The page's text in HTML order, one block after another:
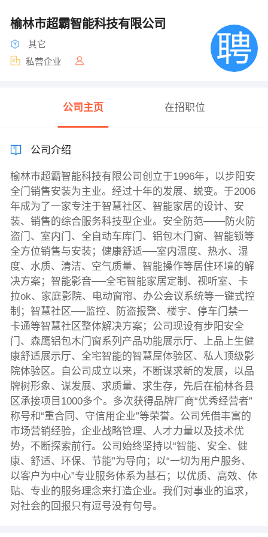
榆林市超霸智能科技有限公司
其它
私营企业
公司主页 在招职位
公司介绍
榆林市超霸智能科技有限公司创立于1996年，以步阳安
全门销售安装为主业。经过十年的发展、蜕变。于2006
年成为了一家专注于智慧社区、智能家居的设计、安
装、销售的综合服务科技型企业。安全防范───防火防
盗门、室内门、全自动车库门、铝包木门窗、智能锁等
全方位销售与安装；健康舒适──室内温度、热水、湿
度、水质、清洁、空气质量、智能操作等居住环境的解
决方案；智能影音──全宅智能家居定制、视听室、卡
拉ok、家庭影院、电动窗帘、办公会议系统等一键式控
制；智慧社区──监控、防盗报警、楼宇、停车门禁一
卡通等智慧社区整体解决方案；公司现设有步阳安全
门、森鹰铝包木门窗系列产品功能展示厅、上品上生健
康舒适展示厅、全宅智能的智慧屋体验区、私人顶级影
院体验区。自公司成立以来，不断谋求新的发展，以品
牌树形象、谋发展、求质量、求生存，先后在榆林各县
区承接项目1000多个。多次获得品牌厂商“优秀经营者”
称号和“重合同、守信用企业”等荣誉。公司凭借丰富的
市场营销经验，企业战略管理、人才力量以及技术优
势，不断探索前行。公司始终坚持以“智能、安全、健
康、舒适、环保、节能”为导向；以“一切为用户服务、
以客户为中心”专业服务体系为基石；以优质、高效、体
贴、专业的服务理念来打造企业。我们对事业的追求，
对社会的回报只有逗号没有句号。